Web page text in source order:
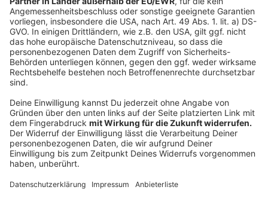
Heute am Dienstag wird im Impfzentrum des Kreises
Wesel gar nicht geimpft. Dienstags wurden generell
keine Impftermine an über 80-jährige vergeben. Diese
werden bisher ausschließlich mit Biontech/Pfizer
geimpft. Heute waren allerdings Impfungen an
besonderen Berufsgruppen vorgesehen - zum Beispiel
die Feuerwehr. Diese finden nicht statt. Alle betroffen
würden per E-Mail informiert, heipt es vom Kreis.
Anzeige